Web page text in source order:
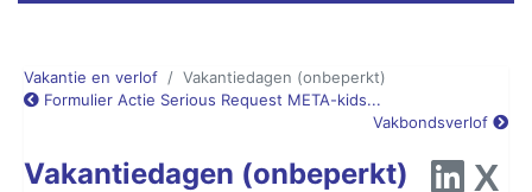
Vakantie en verlof
Vakantiedagen (onbeperkt)
Formulier Actie Serious Request META-kids...
Vakbondsverlof
Vakantiedagen (onbeperkt)